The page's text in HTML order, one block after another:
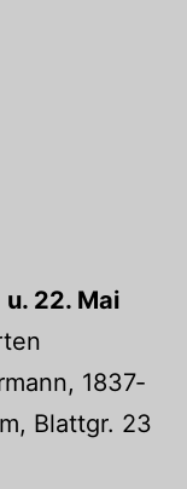
22. Mai
1837‐
Blattgr. 23